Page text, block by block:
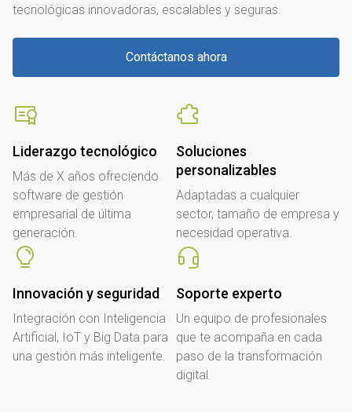
tecnológicas innovadoras, escalables y seguras.
Contáctanos ahora
Liderazgo tecnológico
Más de X años ofreciendo
software de gestión
empresarial de última
generación.
Soluciones
personalizables
Adaptadas a cualquier
sector, tamaño de empresa y
necesidad operativa.
Innovación y seguridad
Integración con Inteligencia
Artificial, IoT y Big Data para
una gestión más inteligente.
Soporte experto
Un equipo de profesionales
que te acompaña en cada
paso de la transformación
digital.